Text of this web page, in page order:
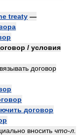
treaty —
/ условия
договор
договор
вносить что-л.